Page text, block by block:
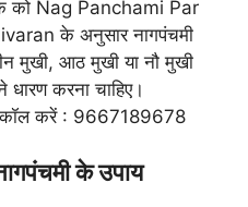
को Nag Panchami Par
के अनुसार नागपंचमी
मुखी, आठ मुखी या नौ मुखी
धारण करना चाहिए।
कॉल करें : 9667189678
के उपाय